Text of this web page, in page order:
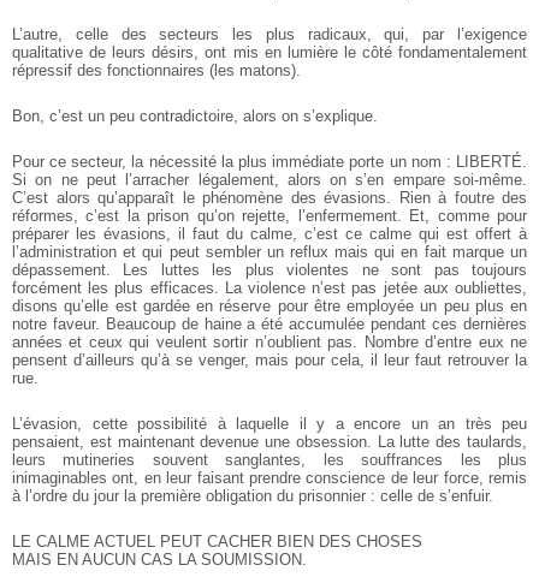
L’autre, celle des secteurs les plus radicaux, qui, par l’exigence
qualitative de leurs désirs, ont mis en lumière le côté fondamentalement
répressif des fonctionnaires (les matons).
Bon, c’est un peu contradictoire, alors on s’explique.
Pour ce secteur, la nécessité la plus immédiate porte un nom : LIBERTÉ.
Si on ne peut l’arracher légalement, alors on s’en empare soi-même.
C’est alors qu’apparaît le phénomène des évasions. Rien à foutre des
réformes, c’est la prison qu’on rejette, l’enfermement. Et, comme pour
préparer les évasions, il faut du calme, c’est ce calme qui est offert à
l’administration et qui peut sembler un reflux mais qui en fait marque un
dépassement. Les luttes les plus violentes ne sont pas toujours
forcément les plus efficaces. La violence n’est pas jetée aux oubliettes,
disons qu’elle est gardée en réserve pour être employée un peu plus en
notre faveur. Beaucoup de haine a été accumulée pendant ces dernières
années et ceux qui veulent sortir n’oublient pas. Nombre d’entre eux ne
pensent d’ailleurs qu’à se venger, mais pour cela, il leur faut retrouver la
rue.
L’évasion, cette possibilité à laquelle il y a encore un an très peu
pensaient, est maintenant devenue une obsession. La lutte des taulards,
leurs mutineries souvent sanglantes, les souffrances les plus
inimaginables ont, en leur faisant prendre conscience de leur force, remis
à l’ordre du jour la première obligation du prisonnier : celle de s’enfuir.
LE CALME ACTUEL PEUT CACHER BIEN DES CHOSES
MAIS EN AUCUN CAS LA SOUMISSION.